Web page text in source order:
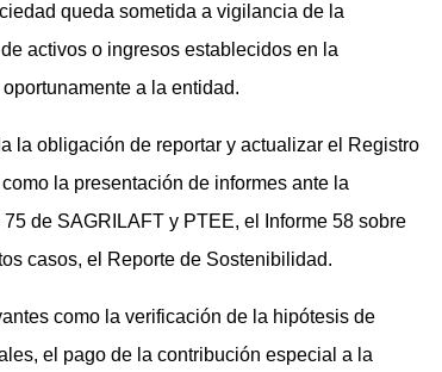
queda sometida a vigilancia de la
activos o ingresos establecidos en la
a la entidad.
la obligación de reportar y actualizar el Registro
la presentación de informes ante la
de SAGRILAFT y PTEE, el Informe 58 sobre
casos, el Reporte de Sostenibilidad.
como la verificación de la hipótesis de
el pago de la contribución especial a la